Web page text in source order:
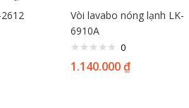
Vòi lavabo nóng lạnh LK-
6910A
0
1.140.000₫